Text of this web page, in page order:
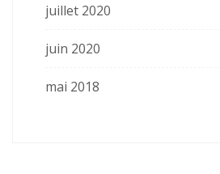
juillet 2020
juin 2020
mai 2018